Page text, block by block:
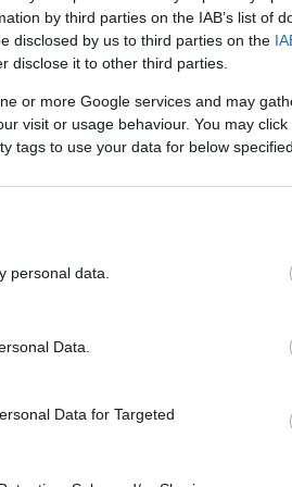
by third parties on the IAB’s list of
disclosed by us to third parties on the
disclose it to other third parties.
or more Google services and may
visit or usage behaviour. You may
tags to use your data for below
personal data.
Data.
Data for Targeted